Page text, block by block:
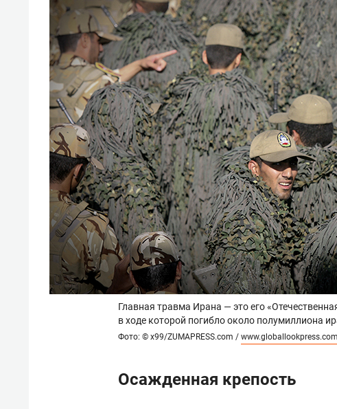
Главная травма Ирана — это его
в ходе которой погибло около полумиллиона
Фото: © x99/ZUMAPRESS.com / www.globallookpress.com
Осажденная крепость